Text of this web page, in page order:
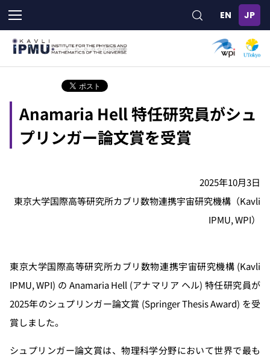
メ
イ
ン
Anamaria Hell 特任研究員がシュ
プリンガー論文賞を受賞
2025年10月3日
東京大学国際高等研究所カブリ数物連携宇宙研究機構（Kavli
IPMU, WPI）
東京大学国際高等研究所カブリ数物連携宇宙研究機構 (Kavli
IPMU, WPI) の Anamaria Hell (アナマリア ヘル) 特任研究員が
2025年のシュプリンガー論文賞 (Springer Thesis Award) を受
賞しました。
シュプリンガー論文賞は、物理科学分野において世界で最も